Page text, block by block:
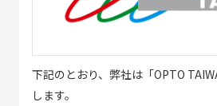
下記のとおり、弊社は「OPTO
します。